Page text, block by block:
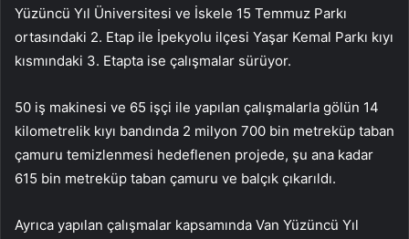
Yüzüncü Yıl Üniversitesi ve İskele 15 Temmuz Parkı
ortasındaki 2. Etap ile İpekyolu ilçesi Yaşar Kemal Parkı kıyı
kısmındaki 3. Etapta ise çalışmalar sürüyor.
50 iş makinesi ve 65 işçi ile yapılan çalışmalarla gölün 14
kilometrelik kıyı bandında 2 milyon 700 bin metreküp taban
çamuru temizlenmesi hedeflenen projede, şu ana kadar
615 bin metreküp taban çamuru ve balçık çıkarıldı.
Ayrıca yapılan çalışmalar kapsamında Van Yüzüncü Yıl